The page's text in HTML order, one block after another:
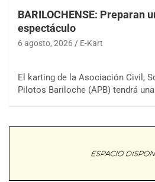
BARILOCHENSE: Preparan
espectáculo
6 agosto, 2026 E-Kart
El karting de la Asociación Civil,
Pilotos Bariloche (APB) tendrá